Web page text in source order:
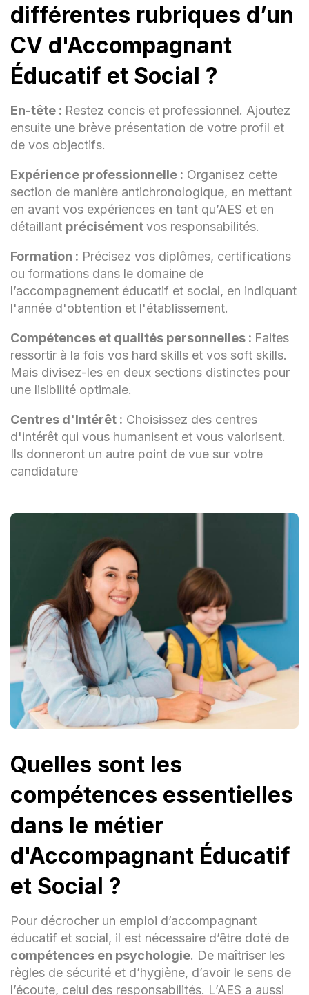
Compétences
Techniques
Planification et mise en œuvre de
projets éducatifs
Communication empathique
Observation et analyse des besoins
Collaboration avec les équipes
pluridisciplinaires
Promotion de l'autonomie
Rapports d'observation et de suivi
Compétences
Complémentaires
Respect des droits et de la dignité des
bénéficiaires
Gestion des situations d'urgence
sur les pratiques et les évolutions du
Sens de l'organisation et de la
planification
différentes rubriques d’un
CV d'Accompagnant
Éducatif et Social ?
En-tête : Restez concis et professionnel. Ajoutez
ensuite une brève présentation de votre profil et
de vos objectifs.
Expérience professionnelle : Organisez cette
section de manière antichronologique, en mettant
en avant vos expériences en tant qu’AES et en
détaillant précisémentvos responsabilités.
Formation : Précisez vos diplômes, certifications
ou formations dans le domaine de
l’accompagnement éducatif et social, en indiquant
l'année d'obtention et l'établissement.
Compétences et qualités personnelles : Faites
ressortir à la fois vos hard skills et vos soft skills.
Mais divisez-les en deux sections distinctes pour
une lisibilité optimale.
Centres d'Intérêt : Choisissez des centres
d'intérêt qui vous humanisent et vous valorisent.
Ils donneront un autre point de vue sur votre
candidature
Quelles sont les
compétences essentielles
dans le métier
d'Accompagnant Éducatif
et Social ?
Pour décrocher un emploi d’accompagnant
éducatif et social, il est nécessaire d’être doté de
compétences en psychologie. De maîtriser les
règles de sécurité et d’hygiène, d’avoir le sens de
l’écoute, celui des responsabilités. L’AES a aussi